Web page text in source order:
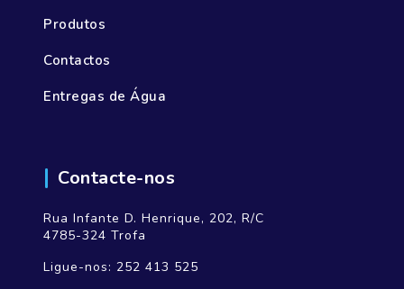
Produtos
Contactos
Entregas de Água
Contacte-nos
Rua Infante D. Henrique, 202, R/C
4785-324 Trofa
Ligue-nos: 252 413 525